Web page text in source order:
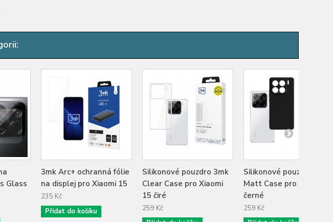
Glass
3mk Arc+ ochranná fólie
na displej pro Xiaomi 15
235 Kč
Přidat do košíku
Silikonové pouzdro 3mk
Clear Case pro Xiaomi
15 čiré
259 Kč
Silikonové pouzdro 3mk
Matt Case pro Xiaomi
černé
259 Kč